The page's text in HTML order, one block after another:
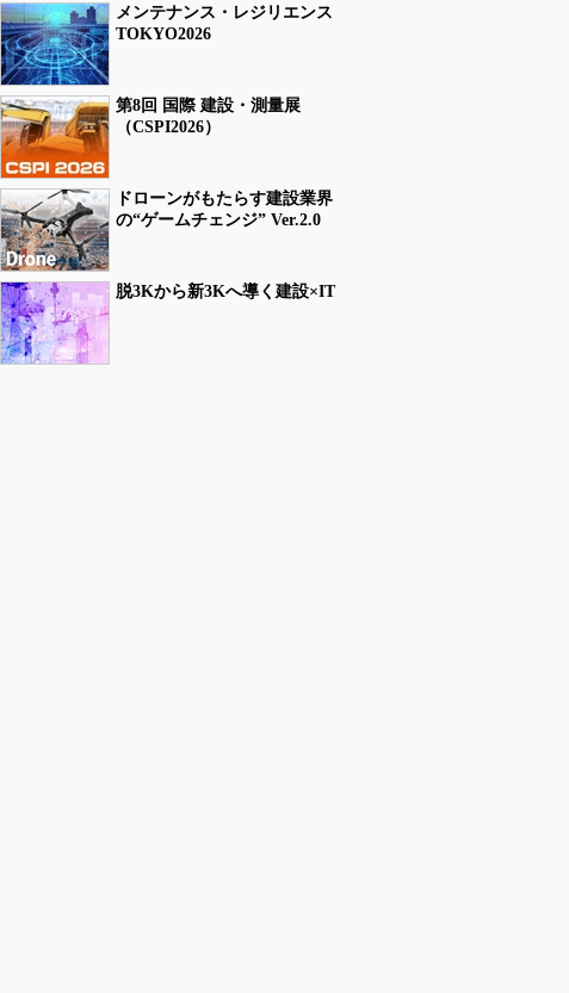
メンテナンス・レジリエンス
TOKYO2026
第8回 国際 建設・測量展
（CSPI2026）
ドローンがもたらす建設業界
の“ゲームチェンジ” Ver.2.0
脱3Kから新3Kへ導く建設×IT